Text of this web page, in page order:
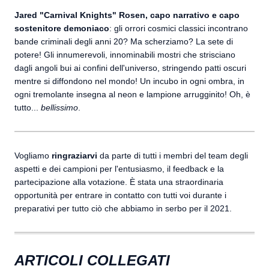
Jared "Carnival Knights" Rosen, capo narrativo e capo
sostenitore demoniaco: gli orrori cosmici classici incontrano
bande criminali degli anni 20? Ma scherziamo? La sete di
potere! Gli innumerevoli, innominabili mostri che strisciano
dagli angoli bui ai confini dell'universo, stringendo patti oscuri
mentre si diffondono nel mondo! Un incubo in ogni ombra, in
ogni tremolante insegna al neon e lampione arrugginito! Oh, è
tutto... bellissimo
Vogliamo ringraziarvi da parte di tutti i membri del team degli
aspetti e dei campioni per l'entusiasmo, il feedback e la
partecipazione alla votazione. È stata una straordinaria
opportunità per entrare in contatto con tutti voi durante i
preparativi per tutto ciò che abbiamo in serbo per il 2021.
ARTICOLI COLLEGATI